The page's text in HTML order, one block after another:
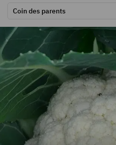
Coin des parents